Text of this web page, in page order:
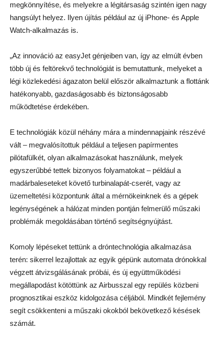
megkönnyítése, és melyekre a légitársaság szintén igen nagy
hangsúlyt helyez. Ilyen újítás például az új iPhone- és Apple
Watch-alkalmazás is.
„Az innováció az easyJet génjeiben van, így az elmúlt évben
több új és feltörekvő technológiát is bemutattunk, melyeket a
légi közlekedési ágazaton belül először alkalmaztunk a flottánk
hatékonyabb, gazdaságosabb és biztonságosabb
működtetése érdekében.
E technológiák közül néhány mára a mindennapjaink részévé
vált – megvalósítottuk például a teljesen papírmentes
pilótafülkét, olyan alkalmazásokat használunk, melyek
egyszerűbbé tettek bizonyos folyamatokat – például a
madárbaleseteket követő turbinalapát-cserét, vagy az
üzemeltetési központunk által a mérnökeinknek és a gépek
legénységének a hálózat minden pontján felmerülő műszaki
problémák megoldásában történő segítségnyújtást.
Komoly lépéseket tettünk a dróntechnológia alkalmazása
terén: sikerrel lezajlottak az egyik gépünk automata drónokkal
végzett átvizsgálásának próbái, és új együttműködési
megállapodást kötöttünk az Airbusszal egy repülés közbeni
prognosztikai eszköz kidolgozása céljából. Mindkét fejlemény
segít csökkenteni a műszaki okokból bekövetkező késések
számát.